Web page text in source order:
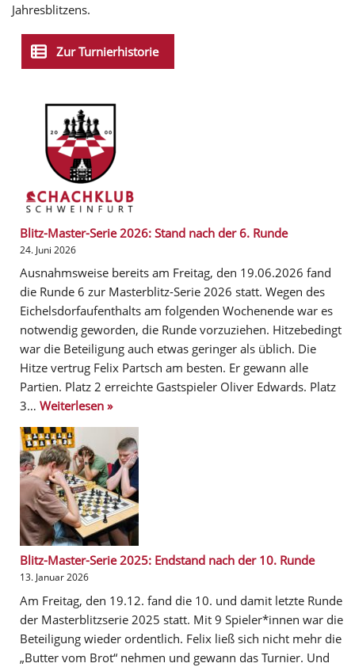
Jahresblitzens.
Zur Turnierhistorie
Blitz-Master-Serie 2026: Stand nach der 6. Runde
24. Juni 2026
Ausnahmsweise bereits am Freitag, den 19.06.2026 fand
die Runde 6 zur Masterblitz-Serie 2026 statt. Wegen des
Eichelsdorfaufenthalts am folgenden Wochenende war es
notwendig geworden, die Runde vorzuziehen. Hitzebedingt
war die Beteiligung auch etwas geringer als üblich. Die
Hitze vertrug Felix Partsch am besten. Er gewann alle
Partien. Platz 2 erreichte Gastspieler Oliver Edwards. Platz
3… Weiterlesen »
Blitz-Master-Serie 2025: Endstand nach der 10. Runde
13. Januar 2026
Am Freitag, den 19.12. fand die 10. und damit letzte Runde
der Masterblitzserie 2025 statt. Mit 9 Spieler*innen war die
Beteiligung wieder ordentlich. Felix ließ sich nicht mehr die
„Butter vom Brot“ nehmen und gewann das Turnier. Und